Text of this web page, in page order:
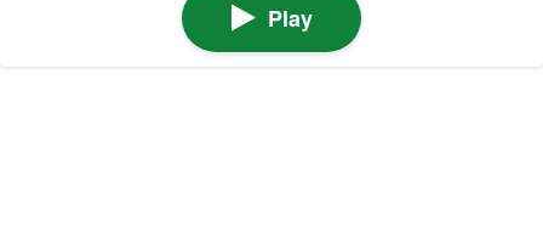
Play